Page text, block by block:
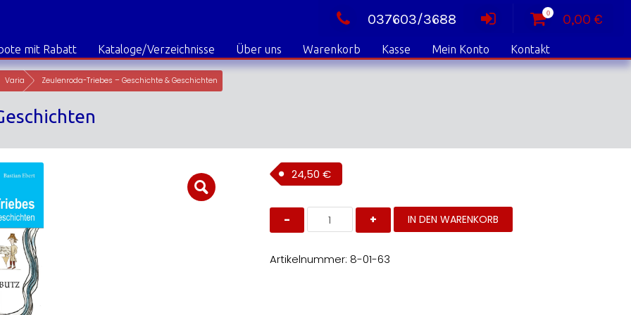
037603/3688 0 0,00 €
mit Rabatt Kataloge/Verzeichnisse Über uns Warenkorb Kasse Mein Konto Kontakt
Varia Zeulenroda-Triebes – Geschichte & Geschichten
24,50 €
Zeulenroda-
Triebes
-
&
Geschichten
IN DEN WARENKORB
Artikelnummer: 8-01-63